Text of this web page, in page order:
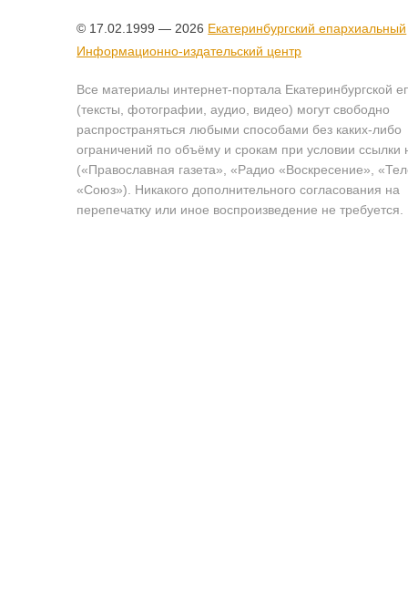
© 17.02.1999 — 2026 Екатеринбургский епархиальный
Информационно-издательский центр
Все материалы интернет-портала Екатеринбургской
(тексты, фотографии, аудио, видео) могут свободно
распространяться любыми способами без каких-либо
ограничений по объёму и срокам при условии ссылки
(«Православная газета», «Радио «Воскресение»,
«Союз»). Никакого дополнительного согласования на
перепечатку или иное воспроизведение не требуется.